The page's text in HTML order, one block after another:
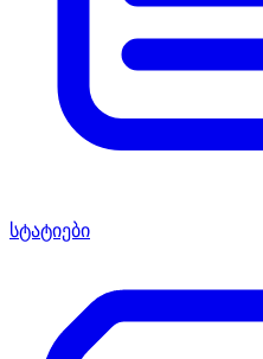
სტატიები